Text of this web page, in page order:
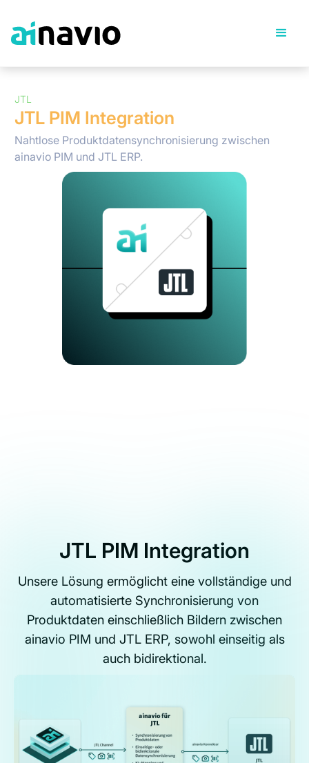
JTL
JTL PIM Integration
Nahtlose Produktdatensynchronisierung zwischen
ainavio PIM und JTL ERP.
JTL PIM Integration
Unsere Lösung ermöglicht eine vollständige und
automatisierte Synchronisierung von
Produktdaten einschließlich Bildern zwischen
ainavio PIM und JTL ERP, sowohl einseitig als
auch bidirektional.